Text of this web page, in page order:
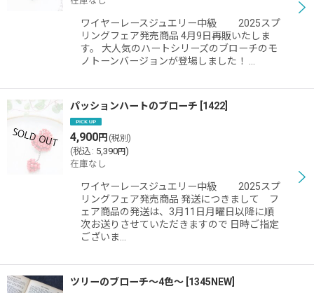
ワイヤーレースジュエリー中級 2025スプ
リングフェア発売商品 4月9日再販いたしま
す。 大人気のハートシリーズのブローチのモ
ノトーンバージョンが登場しました！ …
パッションハートのブローチ 1422
4,900円 (税別)
(税込 : 5,390円)
在庫なし
ワイヤーレースジュエリー中級 2025スプ
リングフェア発売商品 発送につきまして フ
ェア商品の発送は、3月11日月曜日以降に順
次お送りさせていただきますので 日時ご指定
ございま…
ツリーのブローチ〜4色〜 1345NEW